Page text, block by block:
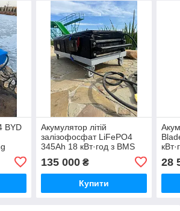
BYD
Акумулятор літій
залізофосфат LiFePO4
345Ah 18 кВт·год з BMS
135 000₴
Купити
28